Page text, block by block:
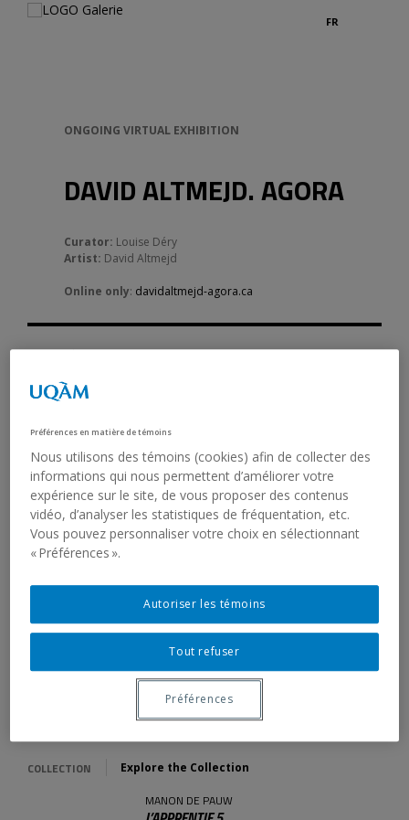
FR
ONGOING VIRTUAL EXHIBITION
DAVID ALTMEJD. AGORA
Curator: Louise Déry
Artist: David Altmejd
Online only: davidaltmejd-agora.ca
ITS PROGRAM FOR THE 2026–
2027
4 December 2025
EXTENSION OF THE DAVID
WEB BROADCAST OF DAVID
ALTMEJD’S CONFERENCE ON
NOVEMBER 5
COLLECTION Explore the Collection
MANON DE PAUW
Préférences en matière de témoins
Nous utilisons des témoins (cookies) afin de collecter des
informations qui nous permettent d’améliorer votre
expérience sur le site, de vous proposer des contenus
vidéo, d’analyser les statistiques de fréquentation, etc.
Vous pouvez personnaliser votre choix en sélectionnant
« Préférences ».
Tout refuser
Autoriser les témoins
Préférences